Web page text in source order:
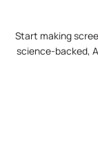
Start making
science-backed,